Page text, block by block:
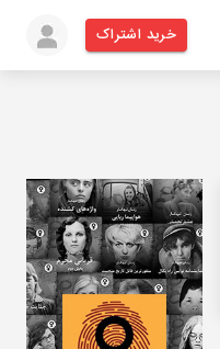
خرید اشتراک